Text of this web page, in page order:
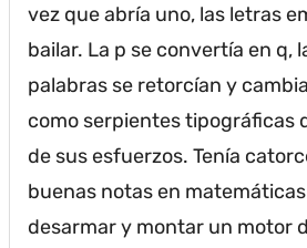
vez que abría uno, las letras
bailar. La p se convertía en q,
palabras se retorcían y
como serpientes tipográficas
de sus esfuerzos. Tenía
buenas notas en
desarmar y montar un motor